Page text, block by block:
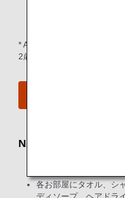
飲酒運転・20歳未満
* ANAグループ運航便国際線
2歳未満の幼児は同行者とし
NAA（成田国際空港
各お部屋にタオル、シ
ディソープ、ヘアドラ